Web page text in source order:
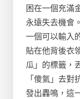
困在一個充滿
永遠失去機會
一個可以輸入
貼在他背後衣
瓜」的標籤，
「傻氣」去
發出轟鳴，這